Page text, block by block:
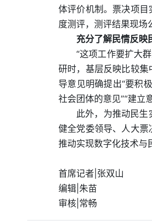
体评价机制。票决项
度测评，测评结果现场
充分了解民情反映
“这项工作要扩大
研时，基层反映比较
导意见明确提出“要积
社会团体的意见”“建立
此外，为推动民
健全党委领导、人大
推动实现数字化技术与
首席记者|张双山
编辑|朱苗
审核|常畅